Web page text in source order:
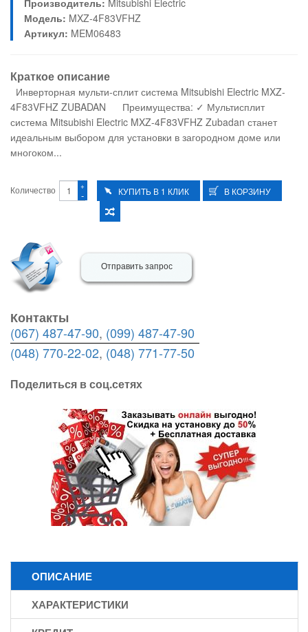
Модель: MXZ-4F83VFHZ
Артикул: MEM06483
Краткое описание
Инверторная мульти-сплит система Mitsubishi Electric MXZ-
4F83VFHZ ZUBADAN Преимущества: ✓ Мультисплит
система Mitsubishi Electric MXZ-4F83VFHZ Zubadan станет
идеальным выбором для установки в загородном доме или
многоком...
Количество -
+
Отправить запрос
Контакты
(067) 487-47-90, (099) 487-47-90
(048) 770-22-02, (048) 771-77-50
Поделиться в соц.сетях
ОПИСАНИЕ
ХАРАКТЕРИСТИКИ